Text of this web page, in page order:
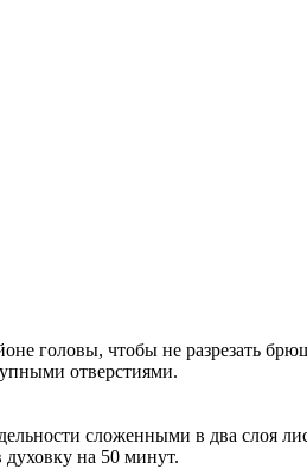
головы, чтобы не разрезать
отверстиями.
сложенными в два слоя
духовку на 50 минут.